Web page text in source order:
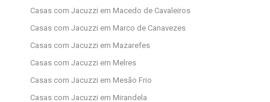
Casas com Jacuzzi em Macedo de Cavaleiros
Casas com Jacuzzi em Marco de Canavezes
Casas com Jacuzzi em Mazarefes
Casas com Jacuzzi em Melres
Casas com Jacuzzi em Mesão Frio
Casas com Jacuzzi em Mirandela